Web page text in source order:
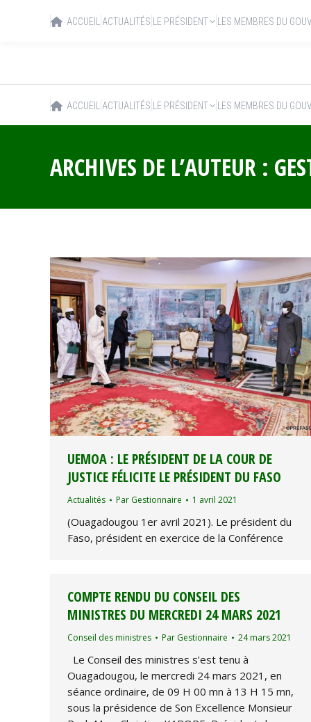
ACCUEIL ACTUALITÉS LE PRÉSIDENT LES MEMBRES DU
ARCHIVES DE L’AUTEUR :
UEMOA : LE PRÉSIDENT DE LA COUR DE
JUSTICE FÉLICITE LE PRÉSIDENT DU FASO
Actualités Par Gestionnaire 1 avril 2021
(Ouagadougou 1er avril 2021). Le président du
Faso, président en exercice de la Conférence
COMPTE RENDU DU CONSEIL DES
MINISTRES DU MERCREDI 24 MARS 2021
Conseil des ministres Par Gestionnaire 24 mars 2021
Le Conseil des ministres s’est tenu à
Ouagadougou, le mercredi 24 mars 2021, en
séance ordinaire, de 09 H 00 mn à 13 H 15 mn,
sous la présidence de Son Excellence Monsieur
ACCUEIL ACTUALITÉS LE PRÉSIDENT LES MEMBRES DU